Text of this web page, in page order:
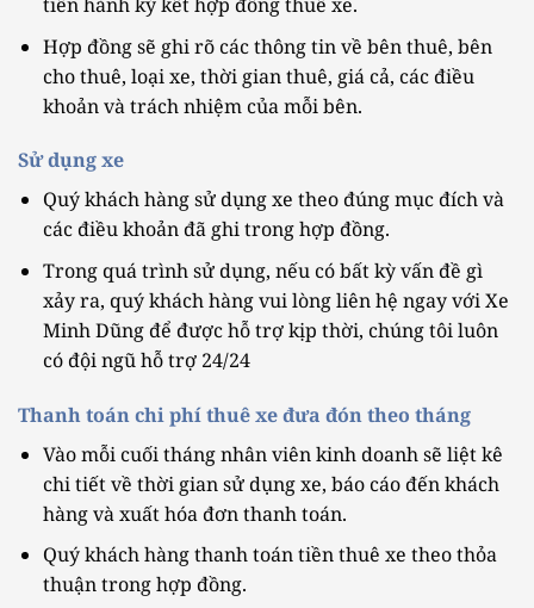
Hợp đồng sẽ ghi rõ các thông tin về bên thuê, bên
cho thuê, loại xe, thời gian thuê, giá cả, các điều
khoản và trách nhiệm của mỗi bên.
Sử dụng xe
Quý khách hàng sử dụng xe theo đúng mục đích và
các điều khoản đã ghi trong hợp đồng.
Trong quá trình sử dụng, nếu có bất kỳ vấn đề gì
xảy ra, quý khách hàng vui lòng liên hệ ngay với Xe
Minh Dũng để được hỗ trợ kịp thời, chúng tôi luôn
có đội ngũ hỗ trợ 24/24
Thanh toán chi phí thuê xe đưa đón theo tháng
Vào mỗi cuối tháng nhân viên kinh doanh sẽ liệt kê
chi tiết về thời gian sử dụng xe, báo cáo đến khách
hàng và xuất hóa đơn thanh toán.
Quý khách hàng thanh toán tiền thuê xe theo thỏa
thuận trong hợp đồng.